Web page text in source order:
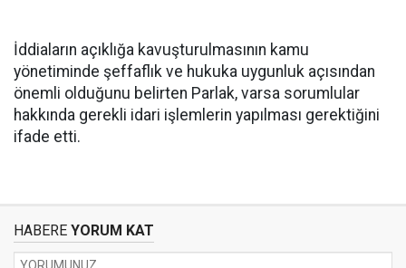
İddiaların açıklığa kavuşturulmasının kamu
yönetiminde şeffaflık ve hukuka uygunluk açısından
önemli olduğunu belirten Parlak, varsa sorumlular
hakkında gerekli idari işlemlerin yapılması gerektiğini
ifade etti.
HABERE YORUM KAT